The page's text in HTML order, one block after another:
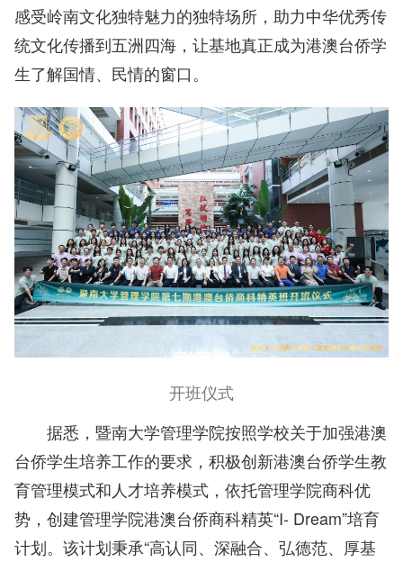
感受岭南文化独特魅力的独特场所，助力中华优秀传
统文化传播到五洲四海，让基地真正成为港澳台侨学
生了解国情、民情的窗口。
开班仪式
据悉，暨南大学管理学院按照学校关于加强港澳
台侨学生培养工作的要求，积极创新港澳台侨学生教
育管理模式和人才培养模式，依托管理学院商科优
势，创建管理学院港澳台侨商科精英“I- Dream”培育
计划。 该计划秉承“高认同、深融合、弘德范、厚基